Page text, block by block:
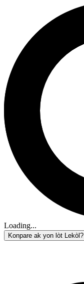
Loading...
Konpare ak yon lòt Lekòl?